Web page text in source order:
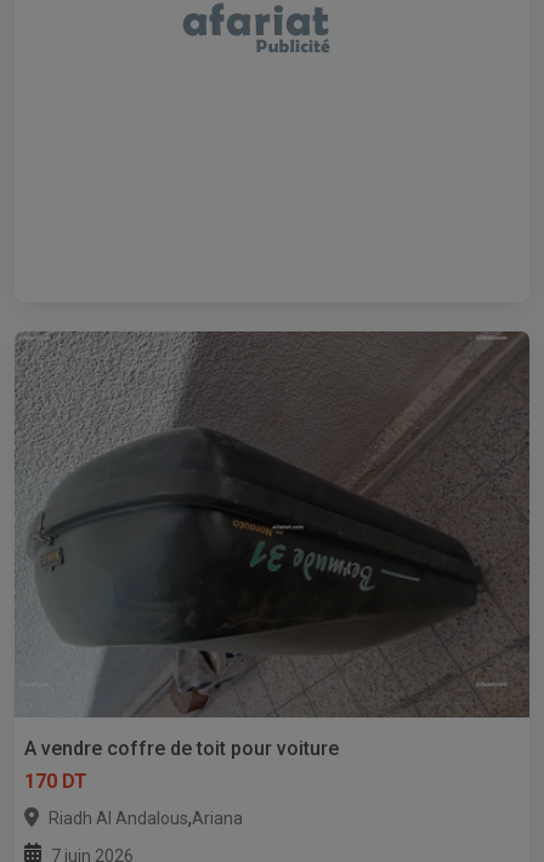
A vendre coffre de toit pour voiture
170 DT
Riadh Al Andalous,Ariana
7 juin 2026